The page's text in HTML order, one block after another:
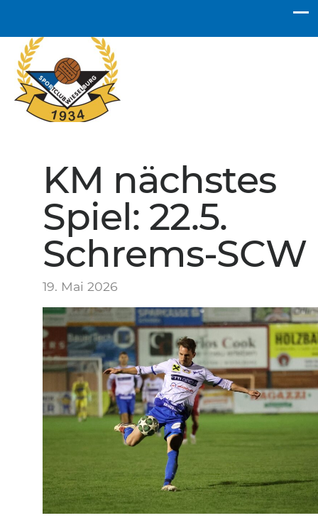
KM nächstes
Spiel: 22.5.
Schrems-SCW
19. Mai 2026